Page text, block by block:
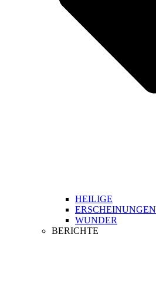
HEILIGE
ERSCHEINUNGEN
WUNDER
BERICHTE